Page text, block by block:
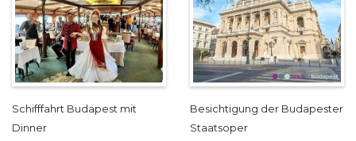
Schifffahrt Budapest mit
Dinner
Besichtigung der Budapester
Staatsoper